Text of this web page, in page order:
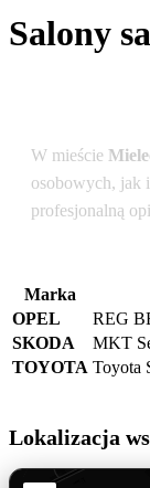
Salony
W mieście
osobowych, jak
profesjonalną
Marka
OPEL
REG
SKODA
MKT
TOYOTA Toyota
Lokalizacja